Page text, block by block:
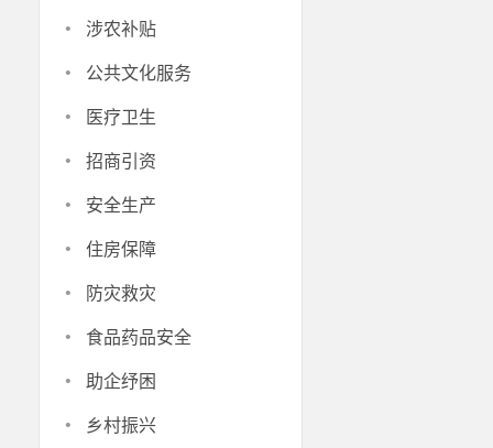
· 涉农补贴
· 公共文化服务
· 医疗卫生
· 招商引资
· 安全生产
· 住房保障
· 防灾救灾
· 食品药品安全
· 助企纾困
· 乡村振兴